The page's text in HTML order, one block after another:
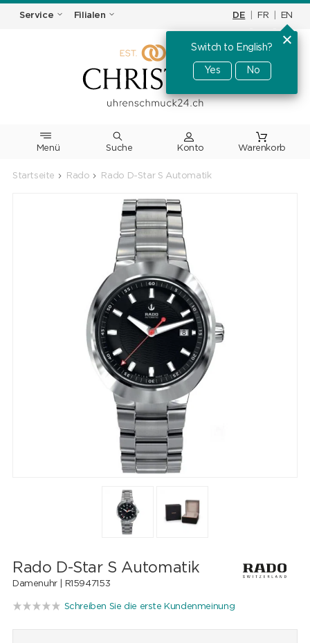
Service Filialen DE FR EN
Switch to English?
Yes No
Menü Suche Warenkorb
Startseite Rado Rado D-Star S Automatik
Rado D-Star S Automatik
Damenuhr | R15947153
Schreiben Sie die erste Kundenmeinung